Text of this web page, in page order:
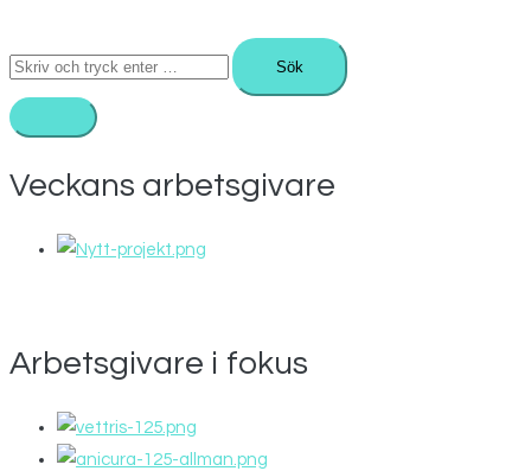
Sök
efter:
Veckans arbetsgivare
Arbetsgivare i fokus